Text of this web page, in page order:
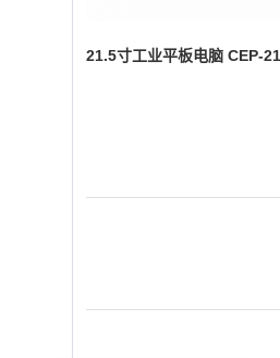
21.5寸工业平板电脑 CEP-